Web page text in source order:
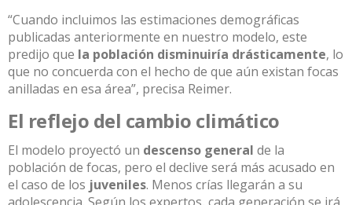
“Cuando incluimos las estimaciones demográficas
publicadas anteriormente en nuestro modelo, este
predijo que la población disminuiría drásticamente, lo
que no concuerda con el hecho de que aún existan focas
anilladas en esa área”, precisa Reimer.
El reflejo del cambio climático
El modelo proyectó un descenso general de la
población de focas, pero el declive será más acusado en
el caso de los juveniles. Menos crías llegarán a su